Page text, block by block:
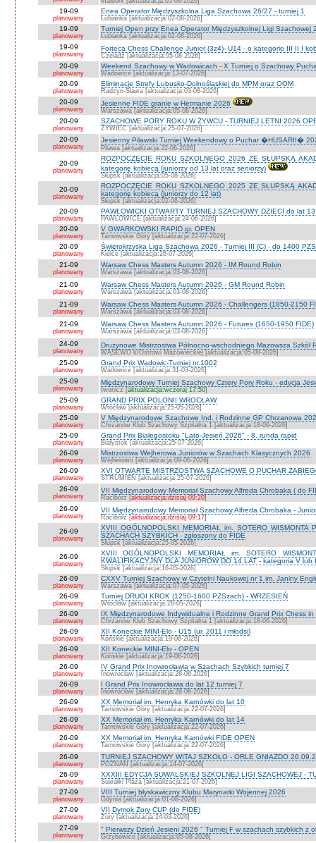
19-09
planowany
Enea Operator Międzyszkolna Liga Szachowa 26/27 - turniej 1
Łubianka [aktualizacja:02-08-2026]
19-09
planowany
Turniej Open przy Enea Operator Międzyszkolnej Ligi Szachowej
Łubianka [aktualizacja:02-08-2026]
19-09
planowany
Forteca Chess Challenge Junior (3z4)- U14 - o kategorie III II I
Czeladź [aktualizacja:05-08-2026]
20-09
planowany
Weekend Szachowy w Wadowicach - X Turniej o Szachowy
Wadowice [aktualizacja:13-07-2026]
20-09
planowany
Eliminacje Strefy Lubusko-Dolnośląskiej do MPM oraz OOM
Radzyn-Sława [aktualizacja:03-08-2026]
20-09
planowany
Jesienne FIDE granie w Hetmanie 2026
Warszawa [aktualizacja:05-08-2026]
20-09
planowany
SZACHOWE PORY ROKU W ŻYWCU - TURNIEJ LETNI 2026
ŻYWIEC [aktualizacja:25-07-2026]
20-09
planowany
Jesienny Pilawski Turniej Weekendowy o Puchar �HUSARII�
Pilawa [aktualizacja:22-06-2026]
20-09
planowany
ROZPOCZĘCIE ROKU SZKOLNEGO 2026 ZE SŁUPSKĄ
kategorię kobiecą (juniorzy od 13 lat oraz seniorzy)
Słupsk [aktualizacja:05-08-2026]
20-09
planowany
ROZPOCZĘCIE ROKU SZKOLNEGO 2025 ZE SŁUPSKĄ
kategorię kobiecą (juniorzy do 12 lat)
Słupsk [aktualizacja:02-06-2026]
20-09
planowany
PAWŁOWICKI OTWARTY TURNIEJ SZACHOWY DZIECI do lat
PAWŁOWICE [aktualizacja:24-06-2026]
20-09
planowany
V GWARKOWSKI RAPID gr. OPEN
Tarnowskie Góry [aktualizacja:22-07-2026]
20-09
planowany
Świętokrzyska Liga Szachowa 2026 - Turniej III (C) - do 1400
Kielce [aktualizacja:26-07-2026]
21-09
planowany
Warsaw Chess Masters Autumn 2026 - IM Round Robin
Warszawa [aktualizacja:03-08-2026]
21-09
planowany
Warsaw Chess Masters Autumn 2026 - GM Round Robin
Warszawa [aktualizacja:03-08-2026]
21-09
planowany
Warsaw Chess Masters Autumn 2026 - Challengers (1850-2150
Warszawa [aktualizacja:03-08-2026]
21-09
planowany
Warsaw Chess Masters Autumn 2026 - Futures (1650-1950 FIDE)
Warszawa [aktualizacja:03-08-2026]
24-09
planowany
Drużynowe Mistrzostwa Północno-wschodniego Mazowsza Szkół
WĄSEWO k/Ostrowi Mazowieckiej [aktualizacja:05-08-2026]
25-09
planowany
Grand Prix Wadowic-Turniej nr.1002
Wadowice [aktualizacja:31-03-2026]
25-09
planowany
Międzynarodowy Turniej Szachowy Cztery Pory Roku - edycja
Iwonicz [aktualizacja:wczoraj 17:50]
25-09
planowany
GRAND PRIX POLONII WROCŁAW
Wrocław [aktualizacja:25-05-2026]
25-09
planowany
V Międzynarodowe Szachowe Ind. i Rodzinne GP Chrzanowa
Chrzanów Klub Szachowy Szpitalna 1 [aktualizacja:18-06-2026]
25-09
planowany
Grand Prix Białegostoku "Lato-Jesień 2026" - 8. runda rapid
Białystok [aktualizacja:25-07-2026]
26-09
planowany
Mistrzostwa Wejherowa Juniorów w Szachach Klasycznych 2026
Wejherowo [aktualizacja:09-06-2026]
26-09
planowany
XVI OTWARTE MISTRZOSTWA SZACHOWE O PUCHAR
STRUMIEŃ [aktualizacja:25-07-2026]
26-09
planowany
VII Międzynarodowy Memoriał Szachowy Alfreda Chrobaka ( do
Racibórz [aktualizacja:dzisiaj 09:20]
26-09
planowany
VII Międzynarodowy Memoriał Szachowy Alfreda Chrobaka -
Racibórz [aktualizacja:dzisiaj 09:17]
26-09
planowany
XVIII OGÓLNOPOLSKI MEMORIAŁ im. SOTERO WISMONTA
SZACHACH SZYBKICH - zgłoszony do FIDE
Słupsk [aktualizacja:25-05-2026]
26-09
planowany
XVIII OGÓLNOPOLSKI MEMORIAŁ im. SOTERO
KWALIFIKACYJNY DLA JUNIORÓW DO 14 LAT - kategoria V
Słupsk [aktualizacja:16-05-2026]
26-09
planowany
CXXV Turniej Szachowy w Czytelni Naukowej nr 1 im. Janiny
Warszawa [aktualizacja:07-05-2026]
26-09
planowany
Turniej DRUGI KROK (1250-1600 PZSzach) - WRZESIEŃ
Wrocław [aktualizacja:28-05-2026]
26-09
planowany
IX Międzynarodowe Indywidualne i Rodzinne Grand Prix Chess
Chrzanów Klub Szachowy Szpitalna 1 [aktualizacja:18-06-2026]
26-09
planowany
XII Koneckie MINI-Elo - U15 (ur. 2011 i młodsi)
Końskie [aktualizacja:19-06-2026]
26-09
planowany
XII Koneckie MINI-Elo - OPEN
Końskie [aktualizacja:19-06-2026]
26-09
planowany
IV Grand Prix Inowrocławia w Szachach Szybkich turniej 7
Inowrocław [aktualizacja:28-06-2026]
26-09
planowany
I Grand Prix Inowrocławia do lat 12 turniej 7
Inowrocław [aktualizacja:28-06-2026]
26-09
planowany
XX Memoriał im. Henryka Karnówki do lat 10
Tarnowskie Góry [aktualizacja:22-07-2026]
26-09
planowany
XX Memoriał im. Henryka Karnówki do lat 14
Tarnowskie Góry [aktualizacja:22-07-2026]
26-09
planowany
XX Memoriał im. Henryka Karnówki FIDE OPEN
Tarnowskie Góry [aktualizacja:22-07-2026]
26-09
planowany
TURNIEJ SZACHOWY WITAJ SZKOŁO - ORLE GNIAZDO
POZNAŃ [aktualizacja:14-07-2026]
26-09
planowany
XXXIII EDYCJA SUWALSKIEJ SZKOLNEJ LIGI SZACHOWEJ -
Suwałki Plaza [aktualizacja:21-07-2026]
27-09
planowany
VIII Turniej błyskawiczny Klubu Marynarki Wojennej 2026
Gdynia [aktualizacja:01-08-2026]
27-09
planowany
VII Dymok Żory CUP (do FIDE)
Żory [aktualizacja:24-03-2026]
27-09
planowany
" Pierwszy Dzień Jesieni 2026 " Turniej F w szachach szybkich z
Grzybowice [aktualizacja:05-08-2026]